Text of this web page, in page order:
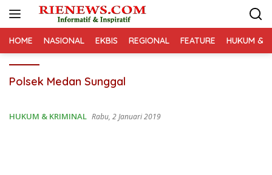
HOME NASIONAL EKBIS REGIONAL FEATURE HUKUM &
Polsek Medan Sunggal
HUKUM & KRIMINAL Rabu, 2 Januari 2019